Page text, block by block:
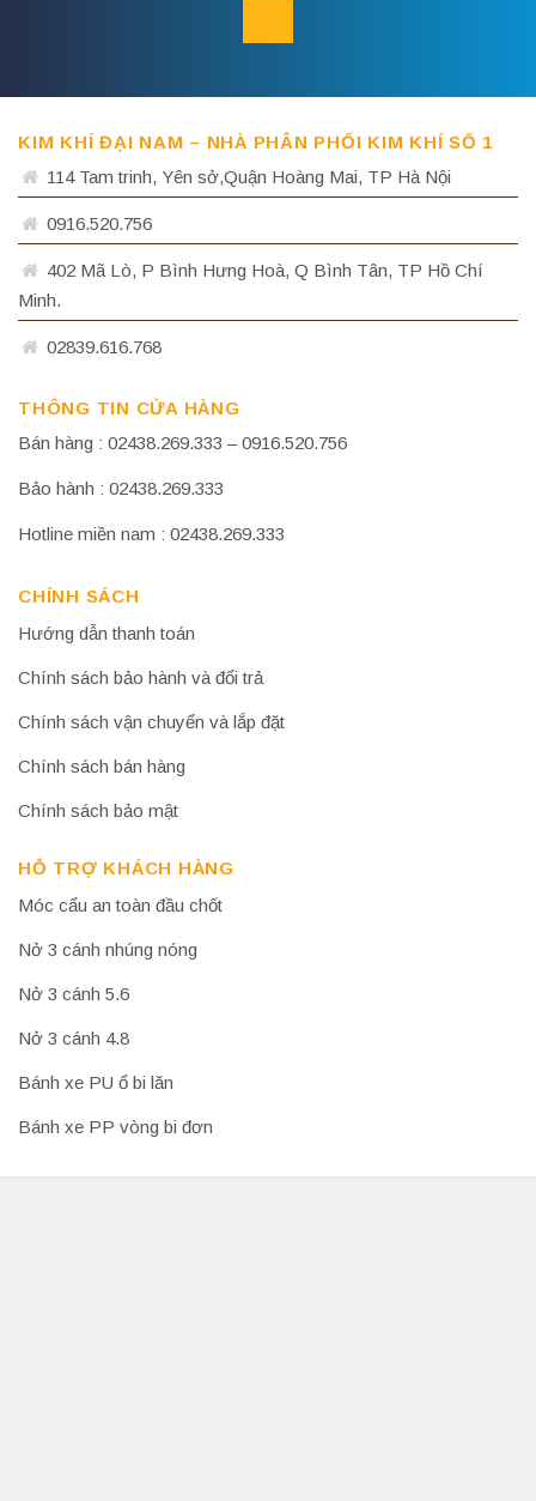
KIM KHÍ ĐẠI NAM – NHÀ PHÂN PHỐI KIM KHÍ SỐ 1
114 Tam trinh, Yên sở,Quận Hoàng Mai, TP Hà Nội
0916.520.756
402 Mã Lò, P Bình Hưng Hoà, Q Bình Tân, TP Hồ Chí
Minh.
02839.616.768
THÔNG TIN CỬA HÀNG
Bán hàng : 02438.269.333 – 0916.520.756
Bảo hành : 02438.269.333
Hotline miền nam : 02438.269.333
CHÍNH SÁCH
Hướng dẫn thanh toán
Chính sách bảo hành và đổi trả
Chính sách vận chuyển và lắp đặt
Chính sách bán hàng
Chính sách bảo mật
HỖ TRỢ KHÁCH HÀNG
Móc cẩu an toàn đầu chốt
Nở 3 cánh nhúng nóng
Nở 3 cánh 5.6
Nở 3 cánh 4.8
Bánh xe PU ổ bi lăn
Bánh xe PP vòng bi đơn